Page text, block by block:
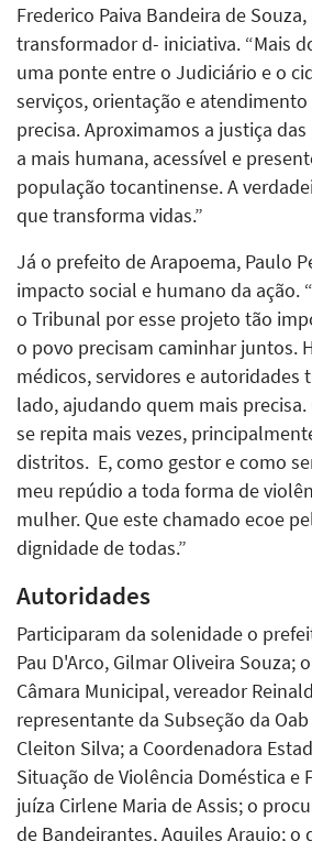
Frederico Paiva Bandeira de
transformador d- iniciativa. “Mais
uma ponte entre o Judiciário e o
serviços, orientação e
precisa. Aproximamos a justiça
a mais humana, acessível e
população tocantinense. A
que transforma vidas.”
Já o prefeito de Arapoema, Paulo
impacto social e humano da ação.
o Tribunal por esse projeto tão
o povo precisam caminhar juntos.
médicos, servidores e autoridades
lado, ajudando quem mais precisa.
se repita mais vezes,
distritos. E, como gestor e como
meu repúdio a toda forma de
mulher. Que este chamado ecoe
dignidade de todas.”
Autoridades
Participaram da solenidade o
Pau D'Arco, Gilmar Oliveira Souza;
Câmara Municipal, vereador
representante da Subseção da
Cleiton Silva; a Coordenadora
Situação de Violência Doméstica e
juíza Cirlene Maria de Assis; o
de Bandeirantes, Aquiles Araujo; o